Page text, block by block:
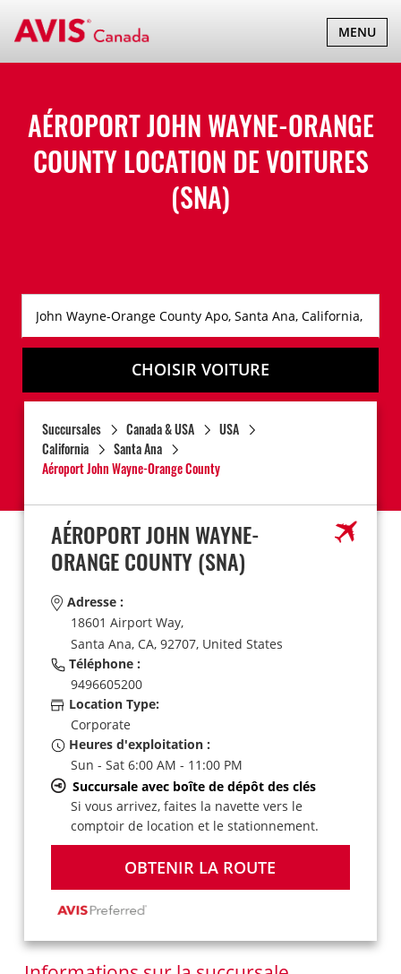
BASCULER
LA
MENU
AÉROPORT JOHN WAYNE-ORANGE
COUNTY LOCATION DE VOITURES
(SNA)
CHOISIR VOITURE
Succursales Canada & USA
USA
California
Santa Ana
Aéroport John Wayne-Orange County
AÉROPORT JOHN WAYNE-
ORANGE COUNTY(SNA)
Adresse :
18601 Airport Way,
Santa Ana, CA, 92707, United States
Téléphone :
9496605200
Location Type:
Corporate
Heures d'exploitation :
Sun - Sat 6:00 AM - 11:00 PM
Succursale avec boîte de dépôt des clés
Si vous arrivez, faites la navette vers le
comptoir de location et le stationnement.
OBTENIR LA ROUTE